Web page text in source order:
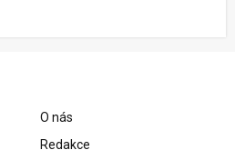
O nás
Redakce